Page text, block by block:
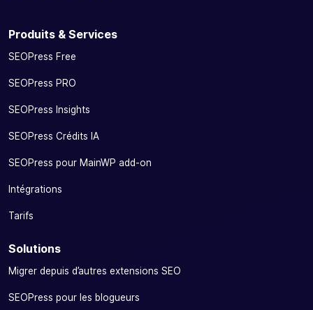
Produits & Services
SEOPress Free
SEOPress PRO
SEOPress Insights
SEOPress Crédits IA
SEOPress pour MainWP add-on
Intégrations
Tarifs
Solutions
Migrer depuis d’autres extensions SEO
SEOPress pour les blogueurs